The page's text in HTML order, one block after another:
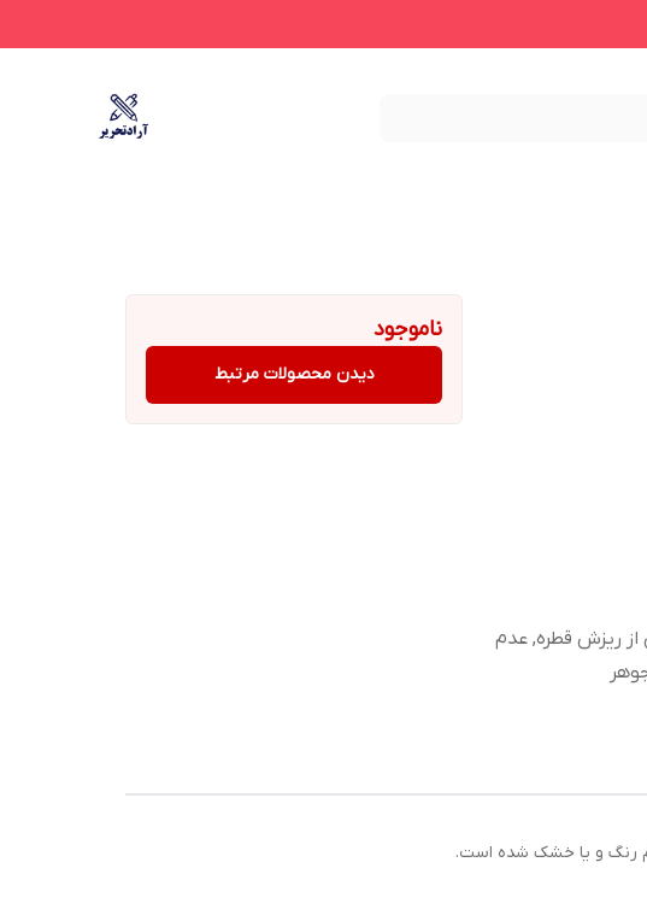
از ریزش قطره, عدم
ناموجود
دیدن محصولات مرتبط
کم رنگ و یا خشک شده است.